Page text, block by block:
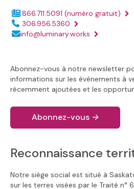
866.711.5091 (numéro gratuit)
Numéro de téléphone :
306.956.5360
Adresse électronique :
info@luminary.works
Abonnez-vous à notre newsletter
informations sur les événements à
récemment ajoutées et les
Abonnez-vous →
Reconnaissance
Notre siège social est situé à
sur les terres visées par le Traité n°